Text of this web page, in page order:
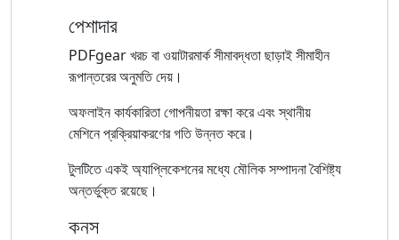
পেশাদার
PDFgear খরচ বা ওয়াটারমার্ক সীমাবদ্ধতা ছাড়াই সীমাহীন
রূপান্তরের অনুমতি দেয়।
অফলাইন কার্যকারিতা গোপনীয়তা রক্ষা করে এবং স্থানীয়
মেশিনে প্রক্রিয়াকরণের গতি উন্নত করে।
টুলটিতে একই অ্যাপ্লিকেশনের মধ্যে মৌলিক সম্পাদনা বৈশিষ্ট্য
অন্তর্ভুক্ত রয়েছে।
কনস